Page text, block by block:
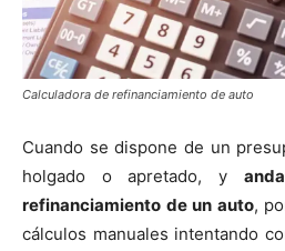
Calculadora de refinanciamiento de auto
Cuando se dispone de un
holgado o apretado, y
refinanciamiento de un auto,
cálculos manuales intentando